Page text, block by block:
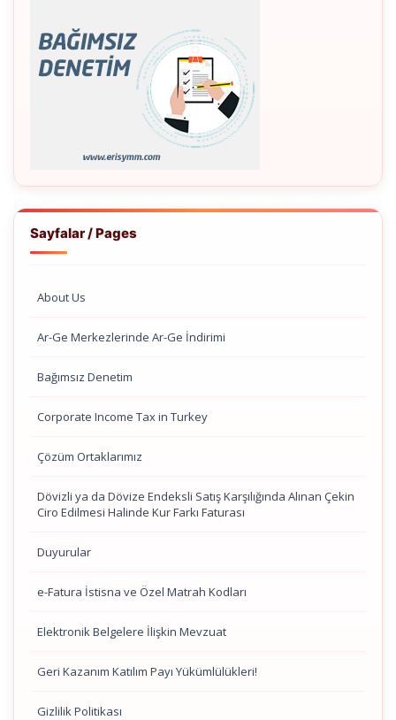
Sayfalar / Pages
About Us
Ar-Ge Merkezlerinde Ar-Ge İndirimi
Bağımsız Denetim
Corporate Income Tax in Turkey
Çözüm Ortaklarımız
Dövizli ya da Dövize Endeksli Satış Karşılığında Alınan Çekin
Ciro Edilmesi Halinde Kur Farkı Faturası
Duyurular
e-Fatura İstisna ve Özel Matrah Kodları
Elektronik Belgelere İlişkin Mevzuat
Geri Kazanım Katılım Payı Yükümlülükleri!
Gizlilik Politikası